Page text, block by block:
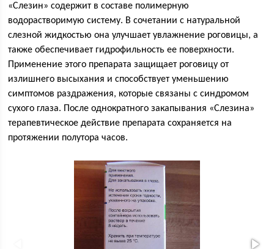
«Слезин» содержит в составе полимерную
водорастворимую систему. В сочетании с натуральной
слезной жидкостью она улучшает увлажнение роговицы, а
также обеспечивает гидрофильность ее поверхности.
Применение этого препарата защищает роговицу от
излишнего высыхания и способствует уменьшению
симптомов раздражения, которые связаны с синдромом
сухого глаза. После однократного закапывания «Слезина»
терапевтическое действие препарата сохраняется на
протяжении полутора часов.